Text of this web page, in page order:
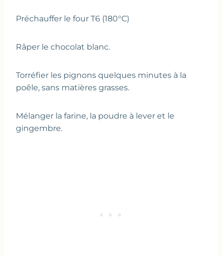
Préchauffer le four T6 (180°C)
Râper le chocolat blanc.
Torréfier les pignons quelques minutes à la
poêle, sans matières grasses.
Mélanger la farine, la poudre à lever et le
gingembre.